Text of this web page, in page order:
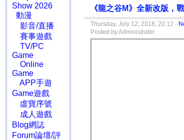
Show 2026
動漫
影音/直播
賽事遊戲
TV/PC
Game
Online
Game
APP手遊
Game遊戲
虛寶序號
成人遊戲
Blog網誌
Forum論壇/評
《龍之谷M》全新改版，
Thursday, July 12, 2018, 20:12 -
Posted by Administrator